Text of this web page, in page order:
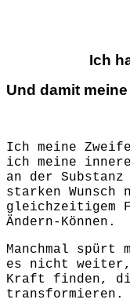
Ich
Und damit
Ich meine
ich meine
an der
starken Wunsch
gleichzeitigem
Ändern-Können.
Manchmal
es nicht weiter,
Kraft finden,
transformieren.